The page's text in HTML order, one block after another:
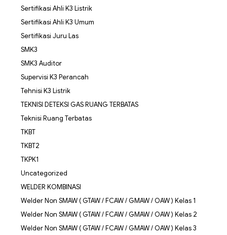
Sertifikasi Ahli K3 Listrik
Sertifikasi Ahli K3 Umum
Sertifikasi Juru Las
SMK3
SMK3 Auditor
Supervisi K3 Perancah
Tehnisi K3 Listrik
TEKNISI DETEKSI GAS RUANG TERBATAS
Teknisi Ruang Terbatas
TKBT
TKBT2
TKPK1
Uncategorized
WELDER KOMBINASI
Welder Non SMAW ( GTAW / FCAW / GMAW / OAW ) Kelas 1
Welder Non SMAW ( GTAW / FCAW / GMAW / OAW ) Kelas 2
Welder Non SMAW ( GTAW / FCAW / GMAW / OAW ) Kelas 3